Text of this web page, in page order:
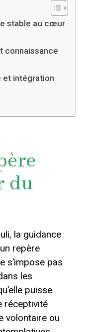
stable au cœur
connaissance
et intégration
du
la guidance
repère
s’impose pas
les
puisse
réceptivité
volontaire ou